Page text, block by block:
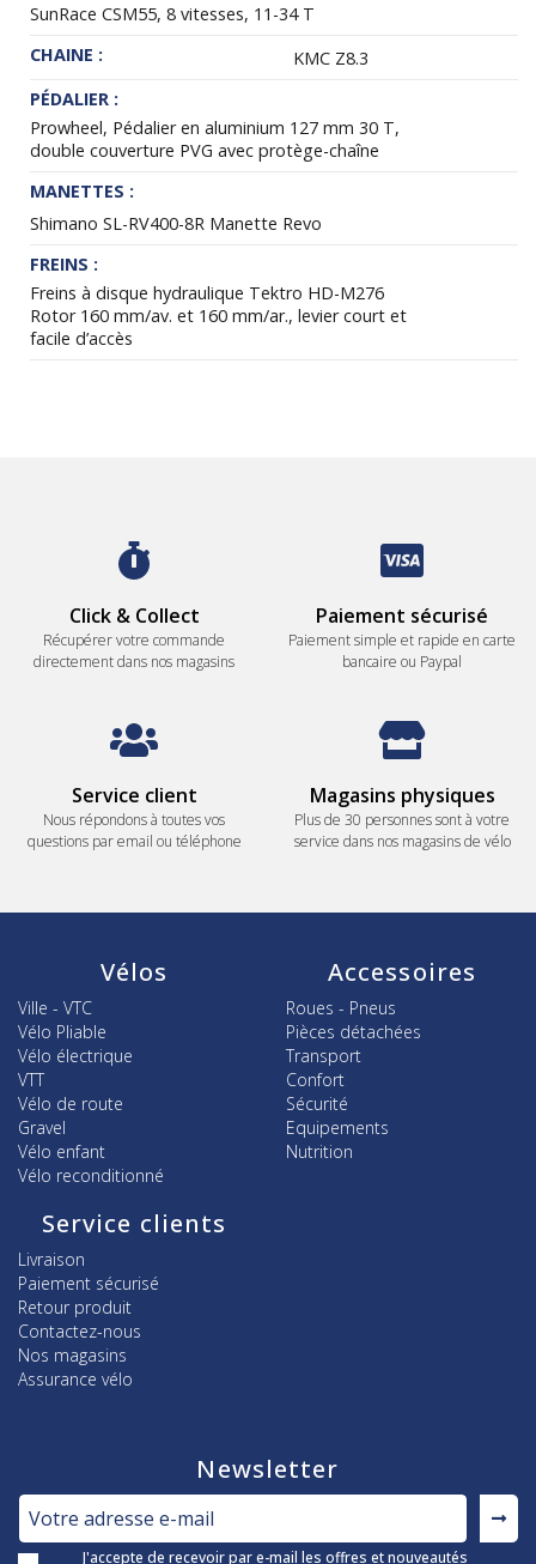
SunRace CSM55, 8 vitesses, 11-34 T
CHAINE :
KMC Z8.3
PÉDALIER :
Prowheel, Pédalier en aluminium 127 mm 30 T,
double couverture PVG avec protège-chaîne
MANETTES :
Shimano SL-RV400-8R Manette Revo
FREINS :
Freins à disque hydraulique Tektro HD-M276
Rotor 160 mm/av. et 160 mm/ar., levier court et
facile d’accès
Click & Collect
Récupérer votre commande
directement dans nos magasins
Paiement sécurisé
Paiement simple et rapide en carte
bancaire ou Paypal
Service client
Nous répondons à toutes vos
questions par email ou téléphone
Magasins physiques
Plus de 30 personnes sont à votre
service dans nos magasins de vélo
Vélos
Ville - VTC
Vélo Pliable
Vélo électrique
VTT
Vélo de route
Gravel
Vélo enfant
Vélo reconditionné
Accessoires
Roues - Pneus
Pièces détachées
Transport
Confort
Sécurité
Equipements
Nutrition
Service clients
Livraison
Paiement sécurisé
Retour produit
Contactez-nous
Nos magasins
Assurance vélo
Newsletter
J'accepte de recevoir par e-mail les offres et nouveautés